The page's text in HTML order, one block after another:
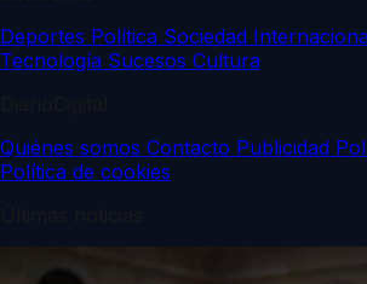
Deportes Política Sociedad
Tecnología Sucesos Cultura
Quiénes somos Contacto Publicidad
Política de cookies